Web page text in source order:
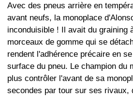
Avec des pneus arrière en
avant neufs, la monoplace
inconduisible ! Il avait du graining
morceaux de gomme qui se
rendent l'adhérence précaire en
surface du pneu. Le champion du
plus contrôler l'avant de sa
secondes par tour sur ses rivaux,